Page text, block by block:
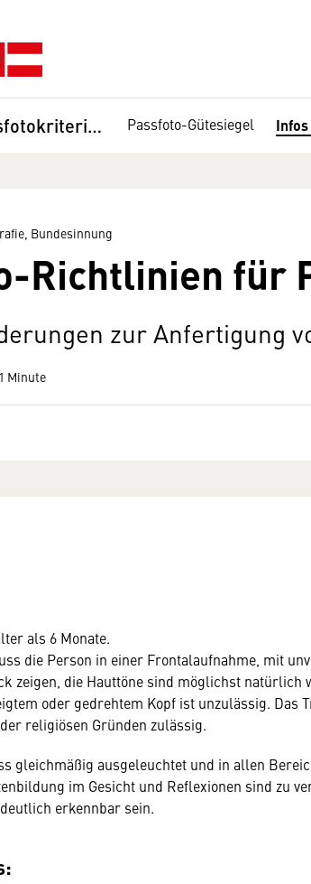
Passfotokriterien Passfoto-Gütesiegel
Bundesinnung
Richtlinien für
zur Anfertigung
Minute
als 6 Monate.
die Person in einer Frontalaufnahme, mit
zeigen, die Hauttöne sind möglichst
oder gedrehtem Kopf ist unzulässig. Das
religiösen Gründen zulässig.
gleichmäßig ausgeleuchtet und in allen
im Gesicht und Reflexionen sind zu
erkennbar sein.